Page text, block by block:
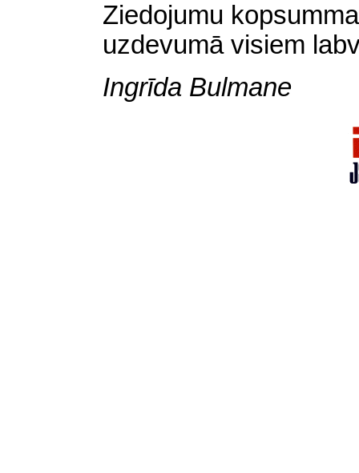
Ziedojumu
uzdevumā visiem
Ingrīda Bulmane